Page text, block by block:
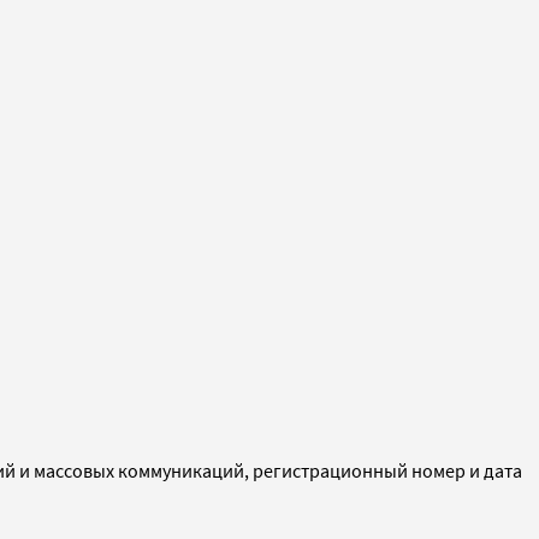
и массовых коммуникаций, регистрационный номер и дата